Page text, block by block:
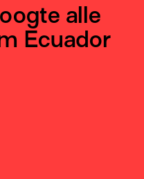
alle
Ecuador